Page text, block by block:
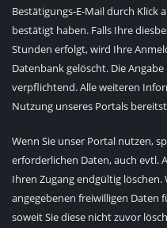
Bestätigungs-E-Mail durch Klick
bestätigt haben. Falls Ihre
Stunden erfolgt, wird Ihre
Datenbank gelöscht. Die
verpflichtend. Alle weiteren
Nutzung unseres Portals
Wenn Sie unser Portal nutzen,
erforderlichen Daten, auch evtl.
Ihren Zugang endgültig
angegebenen freiwilligen Daten
soweit Sie diese nicht zuvor